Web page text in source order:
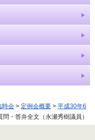
時会 > 定例会概要 > 平成30年6
・答弁全文（永瀬秀樹議員）